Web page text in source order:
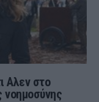
Αλεν στο
νοημοσύνης